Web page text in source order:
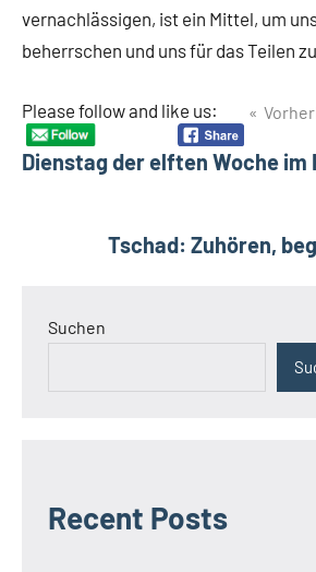
vernachlässigen, ist ein Mittel, um
beherrschen und uns für das Teilen
Please follow and like us:
Beitragsnavigation
Dienstag der elften Woche
Tschad: Zuhören,
Suchen
Recent Posts